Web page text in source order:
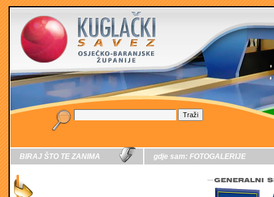
BIRAJ ŠTO TE ZANIMA gdje sam: FOTOGALERIJE